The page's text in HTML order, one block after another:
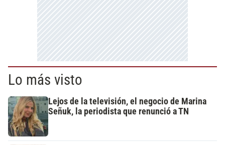
Lo más visto
Lejos de la televisión, el negocio de Marina
Señuk, la periodista que renunció a TN